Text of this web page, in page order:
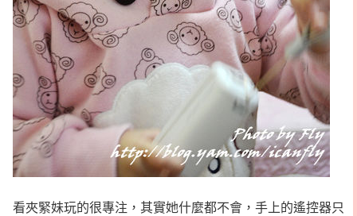
看夾緊妹玩的很專注，其實她什麼都不會，手上的遙控器只